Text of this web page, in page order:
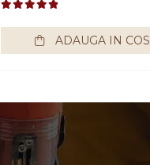
ADAUGA IN COS